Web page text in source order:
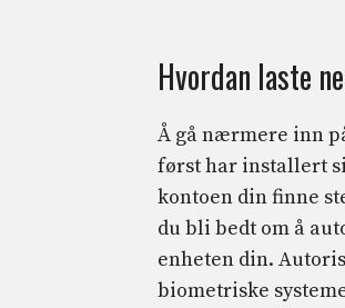
Hvordan laste
Å gå nærmere inn
først har installert
kontoen din finne
du bli bedt om å
enheten din.
biometriske